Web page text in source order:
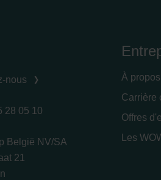
nous
28 05 10
België NV/SA
21
À
Carrière
Offres
Les